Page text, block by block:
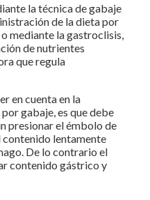
la técnica de gabaje
de la dieta por
mediante la gastroclisis,
de nutrientes
que regula
en cuenta en la
gabaje, es que debe
presionar el émbolo de
contenido lentamente
De lo contrario el
contenido gástrico y